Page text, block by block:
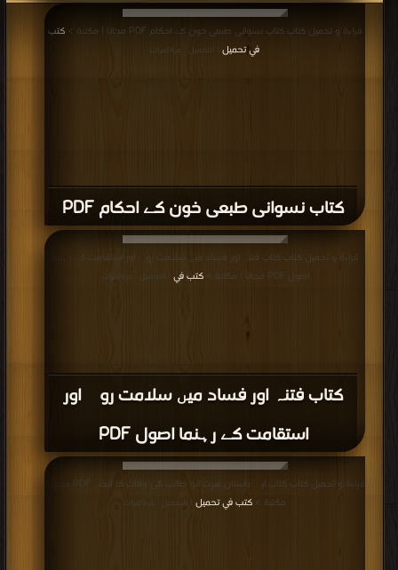
كتاب نسوانی طبعی خون کے احکام PDF
قراءة و تحميل كتاب كتاب نسوانی طبعی خون کے احکام PDF مجانا | مكتبة >
كتب
في تحميل
| التحميل : مرة/مرات
كتاب فتنہ اور فساد میں سلامت روی اور
استقامت کے رہنما اصول PDF
قراءة و تحميل كتاب كتاب فتنہ اور فساد میں سلامت روی اور استقامت کے رہنما
اصول PDF مجانا | مكتبة >
كتب في | التحميل : مرة/مرات
قراءة و تحميل كتاب كتاب ایک داستان ِعبرت ابو طالب کی وفات کا قصّہ PDF مجانا |
مكتبة > كتب في تحميل | التحميل : مرة/مرات